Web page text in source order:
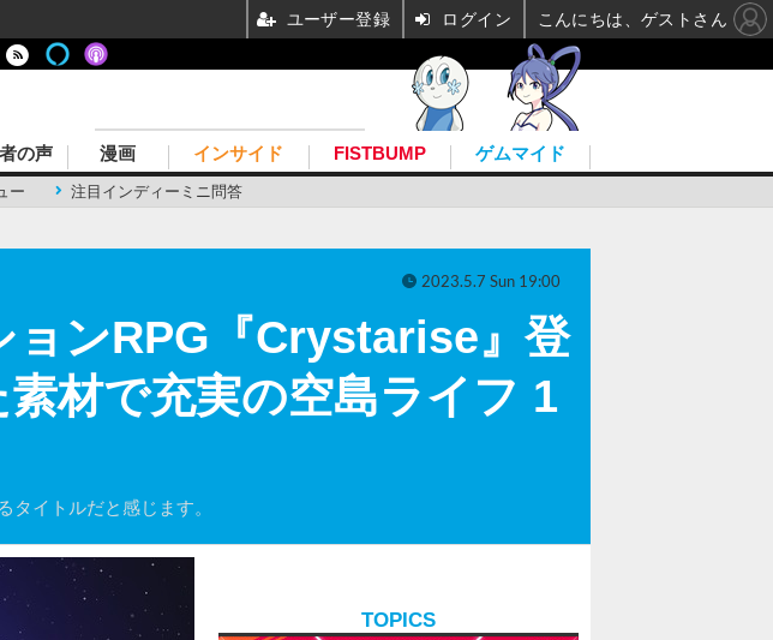
ー 注目インディーミニ問答
の声 漫画 インサイド FISTBUMP ゲムマイド
ョンRPG『Crystarise』登
材で充実の空島ライフ 1
イトルだと感じます。
2023.5.7 Sun 19:00
TOPICS
ユーザー登録 ログイン こんにちは、ゲストさん